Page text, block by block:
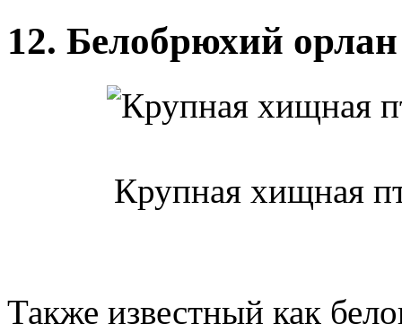
12. Белобрюхий орлан
Крупная хищная
Также известный как